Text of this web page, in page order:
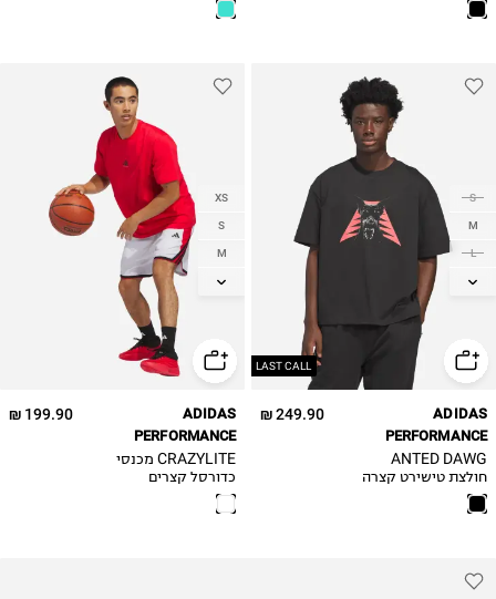
48 2\3
LAST CALL
S
M
L
XL
249.90 ₪
ADIDAS
PERFORMANCE
ANTED DAWG
חולצת טישירט קצרה
XS
S
M
L
199.90 ₪
ADIDAS
PERFORMANCE
CRAZYLITE מכנסי
כדורסל קצרים